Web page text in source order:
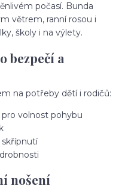
počasí. Bunda
větrem, ranní rosou i
školy i na výlety.
bezpečí a
na potřeby dětí i rodičů:
volnost pohybu
skřípnutí
nošení